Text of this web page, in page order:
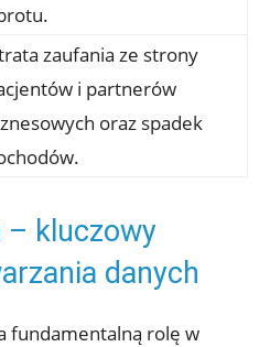
zaufania ze strony
i partnerów
oraz spadek
– kluczowy
danych
fundamentalną rolę w